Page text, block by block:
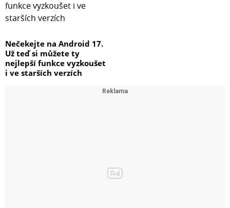
Nečekejte na Android 17.
Už teď si můžete ty
nejlepší funkce vyzkoušet
i ve starších verzích